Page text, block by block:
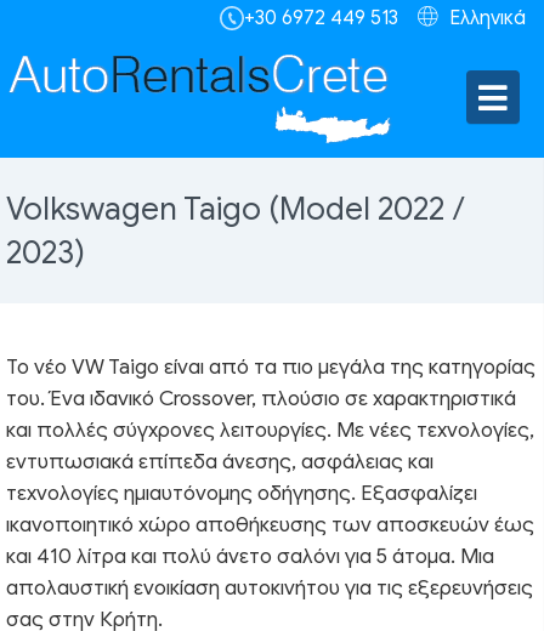
Ελληνικά
+30 6972 449 513
Volkswagen Taigo (Model 2022 /
2023)
Το νέο VW Taigo είναι από τα πιο μεγάλα της κατηγορίας
του. Ένα ιδανικό Crossover, πλούσιο σε χαρακτηριστικά
και πολλές σύγχρονες λειτουργίες. Με νέες τεχνολογίες,
εντυπωσιακά επίπεδα άνεσης, ασφάλειας και
τεχνολογίες ημιαυτόνομης οδήγησης. Εξασφαλίζει
ικανοποιητικό χώρο αποθήκευσης των αποσκευών έως
και 410 λίτρα και πολύ άνετο σαλόνι για 5 άτομα. Μια
απολαυστική ενοικίαση αυτοκινήτου για τις εξερευνήσεις
σας στην Κρήτη.